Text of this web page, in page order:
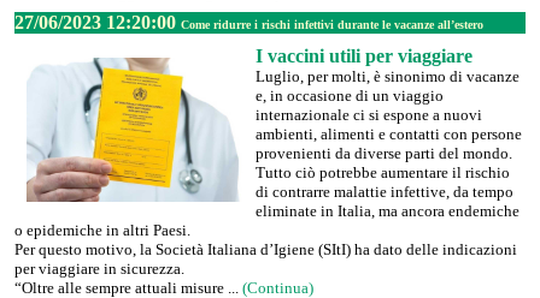
27/06/2023 12:20:00 Come ridurre i rischi infettivi durante le vacanze all’estero
I vaccini utili per viaggiare
Luglio, per molti, è sinonimo di vacanze
e, in occasione di un viaggio
internazionale ci si espone a nuovi
ambienti, alimenti e contatti con persone
provenienti da diverse parti del mondo.
Tutto ciò potrebbe aumentare il rischio
di contrarre malattie infettive, da tempo
eliminate in Italia, ma ancora endemiche
o epidemiche in altri Paesi.
Per questo motivo, la Società Italiana d’Igiene (SItI) ha dato delle indicazioni
per viaggiare in sicurezza.
“Oltre alle sempre attuali misure ... (Continua)